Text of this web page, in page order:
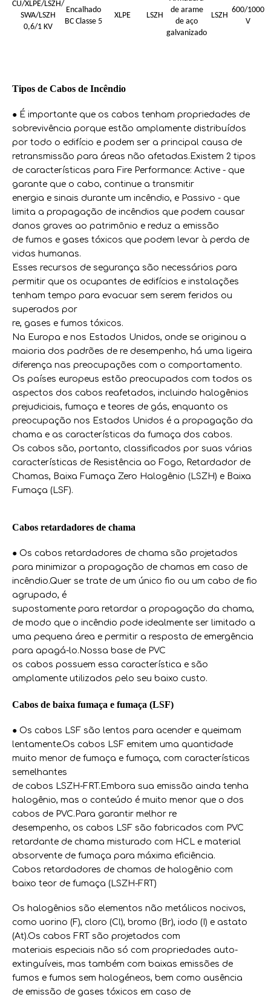
CU/XLPE/LSZH/
SWA/LSZH
0,6/1 KV
Encalhado
BC Classe 5
XLPE LSZH
de arame
de aço
galvanizado
LSZH
600/1000
V
Tipos de Cabos de Incêndio
● É importante que os cabos tenham propriedades de
sobrevivência porque estão amplamente distribuídos
por todo o edifício e podem ser a principal causa de
retransmissão para áreas não afetadas.Existem 2 tipos
de características para Fire Performance: Active - que
garante que o cabo, continue a transmitir
energia e sinais durante um incêndio, e Passivo - que
limita a propagação de incêndios que podem causar
danos graves ao patrimônio e reduz a emissão
de fumos e gases tóxicos que podem levar à perda de
vidas humanas.
Esses recursos de segurança são necessários para
permitir que os ocupantes de edifícios e instalações
tenham tempo para evacuar sem serem feridos ou
superados por
re, gases e fumos tóxicos.
Na Europa e nos Estados Unidos, onde se originou a
maioria dos padrões de re desempenho, há uma ligeira
diferença nas preocupações com o comportamento.
Os países europeus estão preocupados com todos os
aspectos dos cabos reafetados, incluindo halogênios
prejudiciais, fumaça e teores de gás, enquanto os
preocupação nos Estados Unidos é a propagação da
chama e as características da fumaça dos cabos.
Os cabos são, portanto, classificados por suas várias
características de Resistência ao Fogo, Retardador de
Chamas, Baixa Fumaça Zero Halogênio (LSZH) e Baixa
Fumaça (LSF).
Cabos retardadores de chama
● Os cabos retardadores de chama são projetados
para minimizar a propagação de chamas em caso de
incêndio.Quer se trate de um único fio ou um cabo de fio
agrupado, é
supostamente para retardar a propagação da chama,
de modo que o incêndio pode idealmente ser limitado a
uma pequena área e permitir a resposta de emergência
para apagá-lo.Nossa base de PVC
os cabos possuem essa característica e são
amplamente utilizados pelo seu baixo custo.
Cabos de baixa fumaça e fumaça (LSF)
● Os cabos LSF são lentos para acender e queimam
lentamente.Os cabos LSF emitem uma quantidade
muito menor de fumaça e fumaça, com características
semelhantes
de cabos LSZH-FRT.Embora sua emissão ainda tenha
halogênio, mas o conteúdo é muito menor que o dos
cabos de PVC.Para garantir melhor re
desempenho, os cabos LSF são fabricados com PVC
retardante de chama misturado com HCL e material
absorvente de fumaça para máxima eficiência.
Cabos retardadores de chamas de halogênio com
baixo teor de fumaça (LSZH-FRT)
Os halogênios são elementos não metálicos nocivos,
como uorino (F), cloro (Cl), bromo (Br), iodo (I) e astato
(At).Os cabos FRT são projetados com
materiais especiais não só com propriedades auto-
extinguíveis, mas também com baixas emissões de
fumos e fumos sem halogéneos, bem como ausência
de emissão de gases tóxicos em caso de